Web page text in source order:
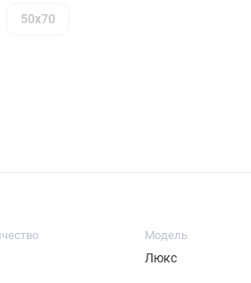
50х70
Модель
Люкс